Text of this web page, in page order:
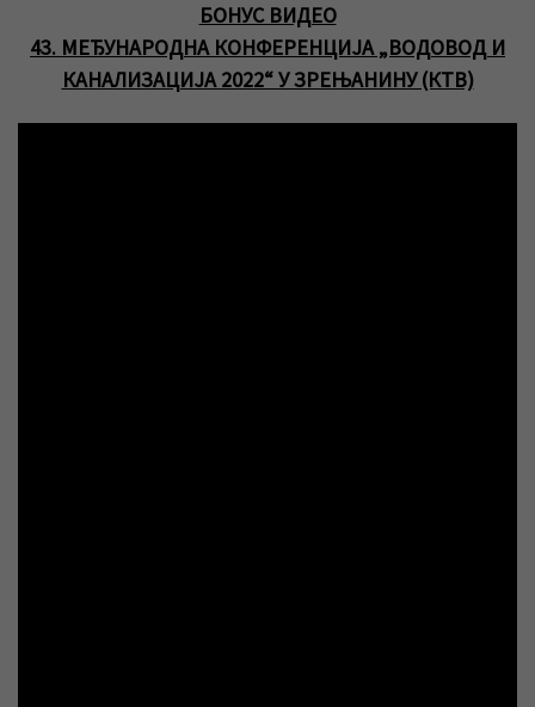
БОНУС ВИДЕО
43. МЕЂУНАРОДНА КОНФЕРЕНЦИЈА „ВОДОВОД И
КАНАЛИЗАЦИЈА 2022“ У ЗРЕЊАНИНУ (КТВ)